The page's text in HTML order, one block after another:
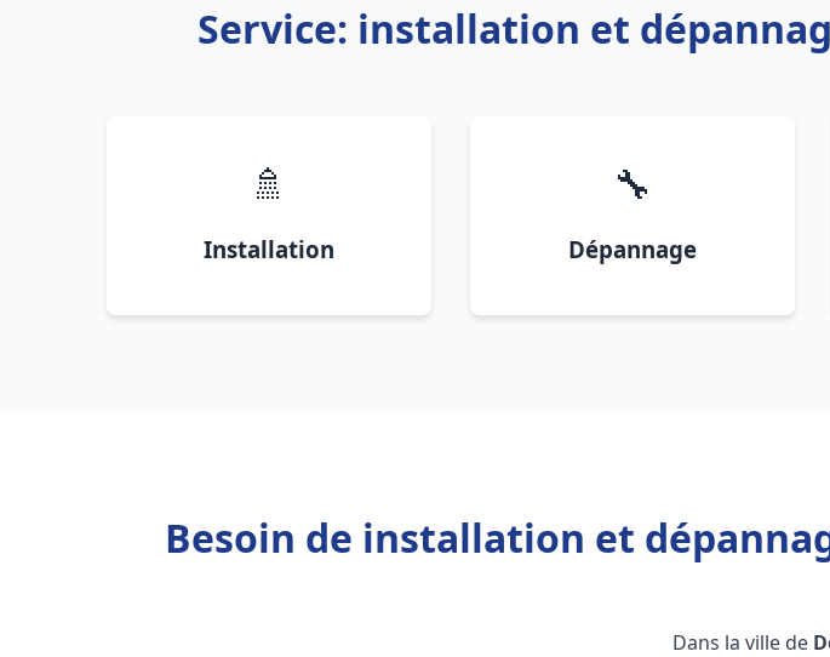
Service: installation et
🚿
Installation
🔧
Dépannage
Besoin de installation et
Dans la ville de